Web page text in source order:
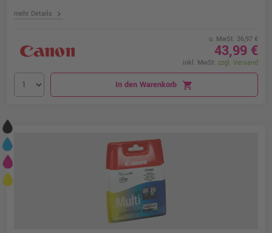
mehr Details chevron_right
o. MwSt. 36,97 €
43,99 €
inkl. MwSt. zzgl. Versand
In den Warenkorb shopping_cart